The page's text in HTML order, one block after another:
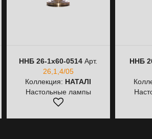
ННБ 26-1х60-0514 Арт.
26,1,4/05
Коллекция: НАТАЛІ
Настольные лампы
ННБ